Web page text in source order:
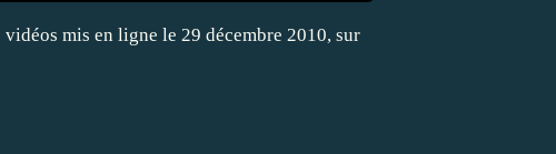
mis en ligne le 29 décembre 2010, sur